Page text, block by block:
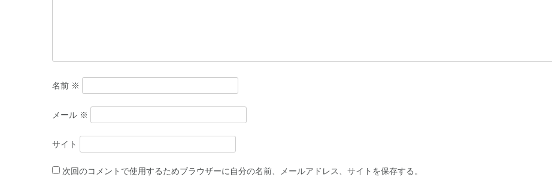
名前 ※
メール ※
サイト
次回のコメントで使用するためブラウザーに自分の名前、メールアドレス、サイトを保存する。